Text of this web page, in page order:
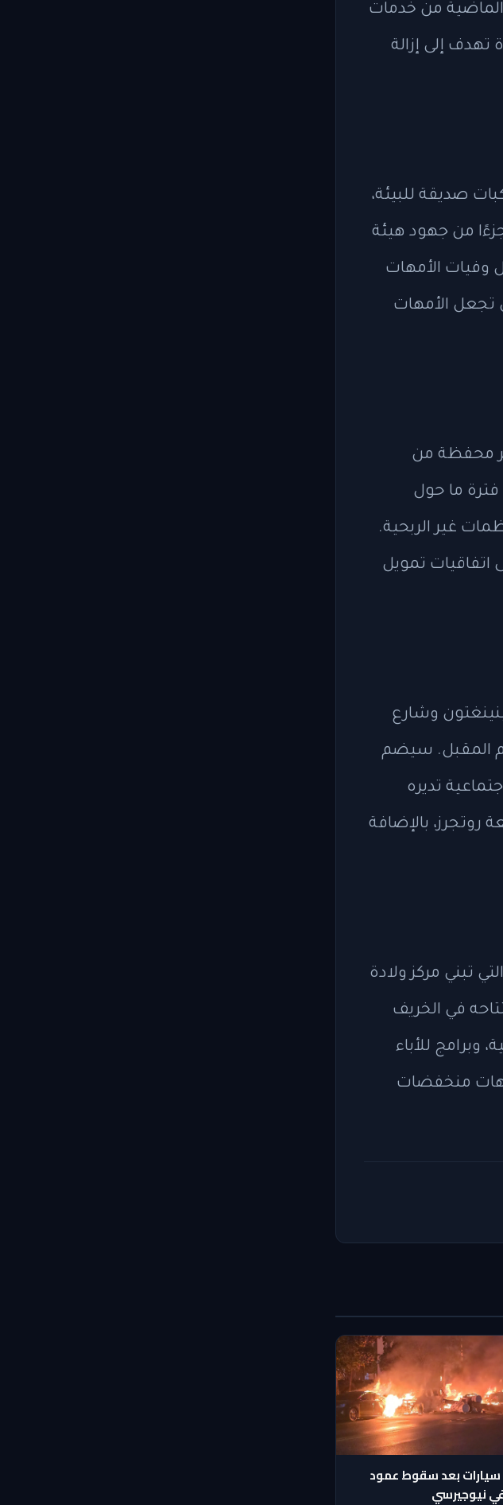
الأشهر الستة الماضية من خدمات
تهدف إلى إزالة
صديقة للبيئة،
من جهود هيئة
وفيات الأمهات
تجعل الأمهات
وتدير محفظة من
فترة ما حول
غير الربحية.
إلى اتفاقيات تمويل
شارع بينينغتون وشارع
المقبل. سيضم
تديره
روتجرز، بالإضافة
تبني مركز ولادة
في الخريف
وبرامج للأباء
منخفضات
احتراق 7 سيارات بعد سقوط عمود
نيوجيرسي